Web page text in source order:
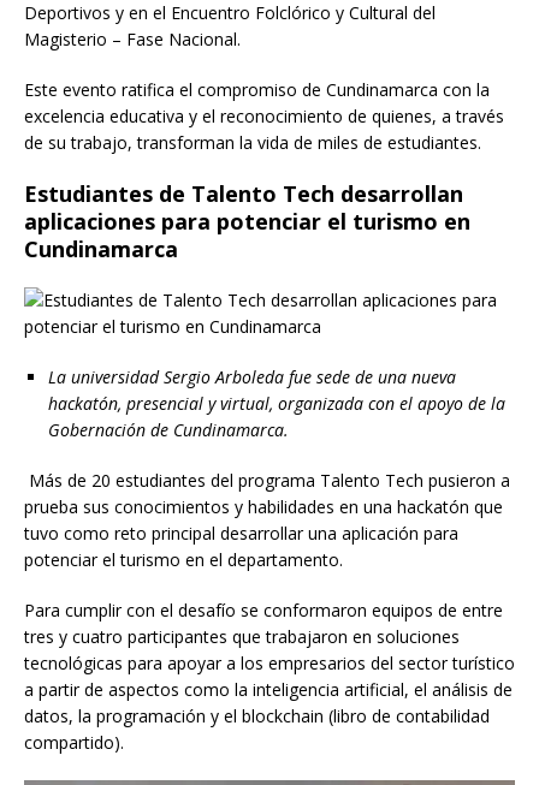
Deportivos y en el Encuentro Folclórico y Cultural del
Magisterio – Fase Nacional.
Este evento ratifica el compromiso de Cundinamarca con la
excelencia educativa y el reconocimiento de quienes, a través
de su trabajo, transforman la vida de miles de estudiantes.
Estudiantes de Talento Tech desarrollan
aplicaciones para potenciar el turismo en
Cundinamarca
La universidad Sergio Arboleda fue sede de una nueva
hackatón, presencial y virtual, organizada con el apoyo de la
Gobernación de Cundinamarca.
Más de 20 estudiantes del programa Talento Tech pusieron a
prueba sus conocimientos y habilidades en una hackatón que
tuvo como reto principal desarrollar una aplicación para
potenciar el turismo en el departamento.
Para cumplir con el desafío se conformaron equipos de entre
tres y cuatro participantes que trabajaron en soluciones
tecnológicas para apoyar a los empresarios del sector turístico
a partir de aspectos como la inteligencia artificial, el análisis de
datos, la programación y el blockchain (libro de contabilidad
compartido).